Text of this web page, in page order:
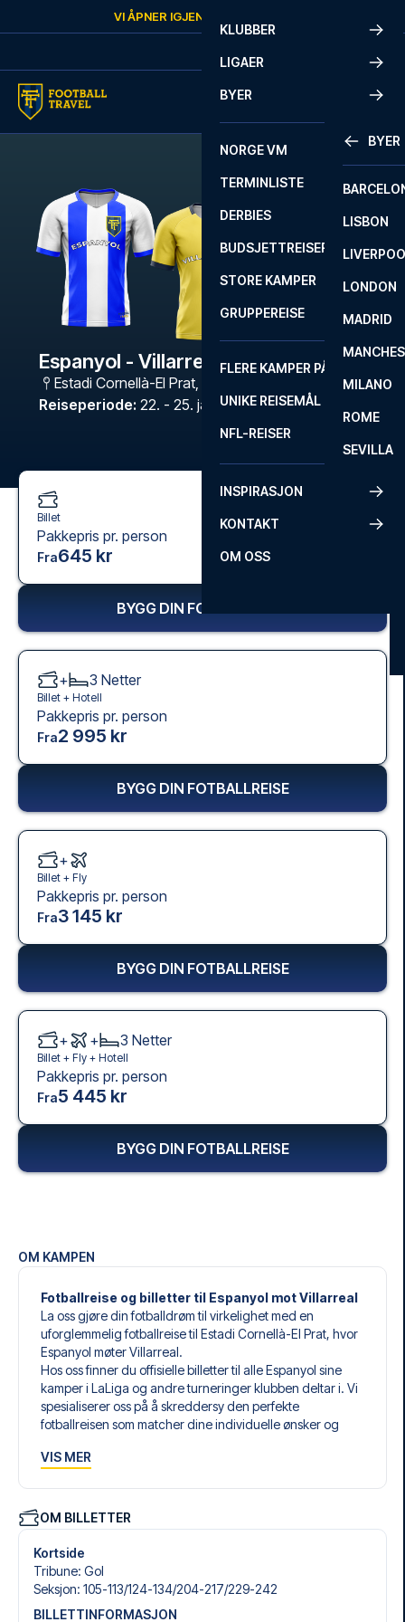
VI ÅPNER IGJEN
KLUBBER
LIGAER
BYER
BYER
LISBON
LONDON
MADRID
MILANO
ROME
SEVILLA
NORGE VM
TERMINLISTE
DERBIES
BUDSJETTREISER
STORE KAMPER
GRUPPEREISE
FLERE KAMPER PÅ ÉN REISE
UNIKE REISEMÅL
NFL-REISER
INSPIRASJON
KONTAKT
OM OSS
Espanyol - Villarreal
Estadi Cornellà-El Prat,
Reiseperiode: 22. - 25. jan. 2027
OM KAMPEN
Fotballreise og billetter til Espanyol mot Villarreal
La oss gjøre din fotballdrøm til virkelighet med en
uforglemmelig fotballreise til Estadi Cornellà-El Prat, hvor
Espanyol møter Villarreal.
Hos oss finner du offisielle billetter til alle Espanyol sine
kamper i LaLiga og andre turneringer klubben deltar i. Vi
spesialiserer oss på å skreddersy den perfekte
fotballreisen som matcher dine individuelle ønsker og
Våre skreddersydde fotballreiser til Espanyol er laget for å
Velg blant et bredt utvalg av fotballbilletter, nøye utvalgte
hoteller for enhver smak og budsjett, samt fleksible fly som
passer deg best.
Når du velger billettype, kan du se hvilken seksjon du skal
sitte i, og hva billetten inkluderer – spesielt hvis det er en
VIS MER
OM BILLETTER
Kortside
Tribune: Gol
Seksjon: 105-113/​124-134/​204-217/​229-242
BILLETTINFORMASJON
Billet
Pakkepris pr. person
Fra645 kr
BYGG DIN FOTBALLREISE
+ 3 Netter
Billet + Hotell
Pakkepris pr. person
Fra2 995 kr
BYGG DIN FOTBALLREISE
+
Billet + Fly
Pakkepris pr. person
Fra3 145 kr
BYGG DIN FOTBALLREISE
+ + 3 Netter
Billet + Fly + Hotell
Pakkepris pr. person
Fra5 445 kr
BYGG DIN FOTBALLREISE